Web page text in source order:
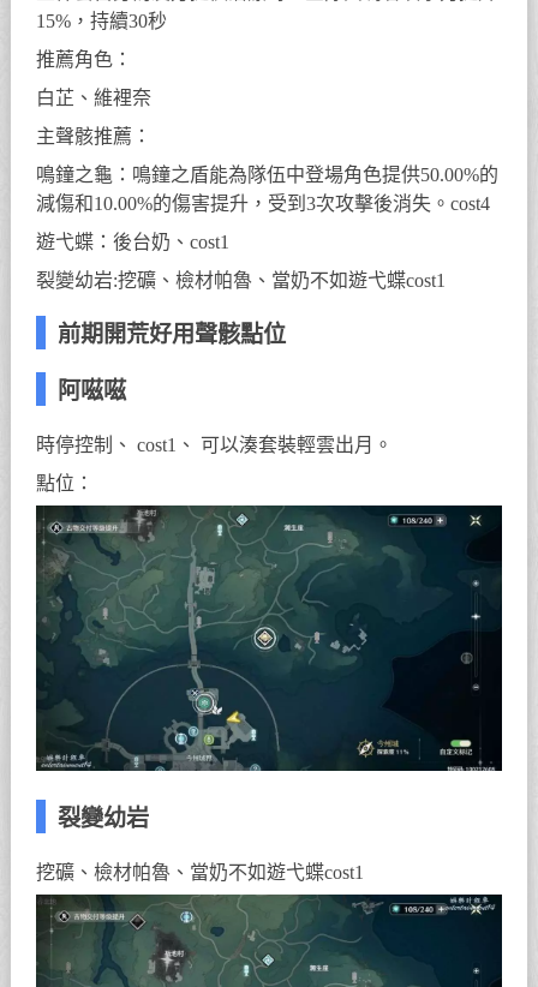
15%，持續30秒
推薦角色：
白芷、維裡奈
主聲骸推薦：
鳴鐘之龜：鳴鐘之盾能為隊伍中登場角色提供50.00%的
減傷和10.00%的傷害提升，受到3次攻擊後消失。cost4
遊弋蝶：後台奶、cost1
裂變幼岩:挖礦、檢材帕魯、當奶不如遊弋蝶cost1
前期開荒好用聲骸點位
阿嗞嗞
時停控制、 cost1、 可以湊套裝輕雲出月。
點位：
裂變幼岩
挖礦、檢材帕魯、當奶不如遊弋蝶cost1